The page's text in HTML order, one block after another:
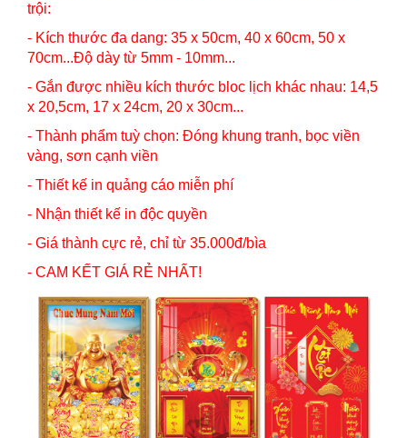
trội:
- Kích thước đa dang: 35 x 50cm, 40 x 60cm, 50 x
70cm...Độ dày từ 5mm - 10mm...
- Gắn được nhiều kích thước bloc lịch khác nhau: 14,5
x 20,5cm, 17 x 24cm, 20 x 30cm...
- Thành phẩm tuỳ chọn: Đóng khung tranh, bọc viền
vàng, sơn cạnh viền
- Thiết kế in quảng cáo miễn phí
- Nhận thiết kế in độc quyền
- Giá thành cực rẻ, chỉ từ 35.000đ/bìa
- CAM KẾT GIÁ RẺ NHẤT!